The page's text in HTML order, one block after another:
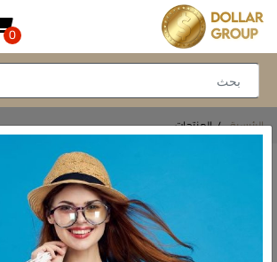
0
الرئيسية المنتجات
أقسام المنتجات